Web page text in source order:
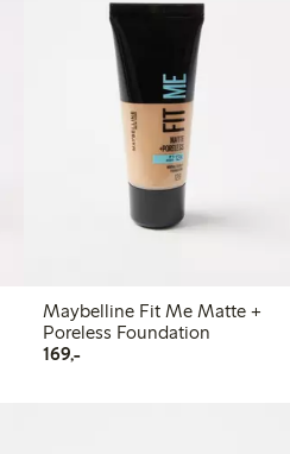
Maybelline Fit Me Matte +
Poreless Foundation
169,-169,00 kr